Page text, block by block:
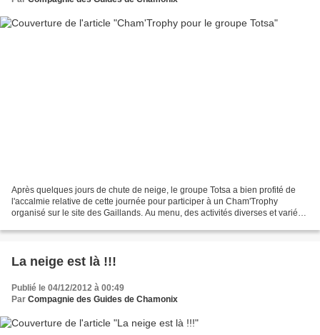
Après quelques jours de chute de neige, le groupe Totsa a bien profité de
l'accalmie relative de cette journée pour participer à un Cham'Trophy
organisé sur le site des Gaillands. Au menu, des activités diverses et variées
La neige est là !!!
Publié le 04/12/2012 à 00:49
Par Compagnie des Guides de Chamonix